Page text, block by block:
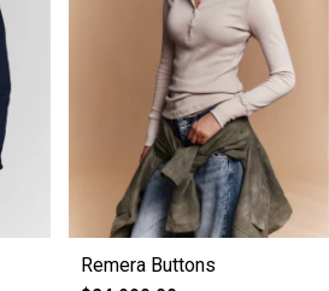
Remera Buttons